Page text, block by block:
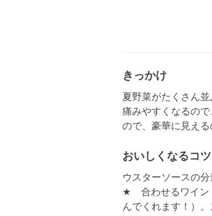
きっかけ
夏野菜がたくさん
痛みやすくなるの
ので、豪華に見え
おいしくなるコツ
ウスターソースの
★ 合わせるワイン
んでくれます！）